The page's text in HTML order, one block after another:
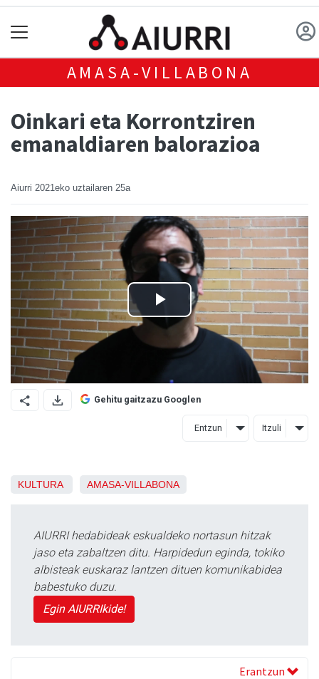
AMASA-VILLABONA
Oinkari eta Korrontziren
emanaldiaren balorazioa
Aiurri 2021eko uztailaren 25a
Gehitu gaitzazu Googlen
Entzun Itzuli
KULTURA AMASA-VILLABONA
AIURRI hedabideak eskualdeko nortasun hitzak
jaso eta zabaltzen ditu. Harpidedun eginda, tokiko
albisteak euskaraz lantzen dituen komunikabidea
babestuko duzu.
Egin AIURRIkide!
Erantzun